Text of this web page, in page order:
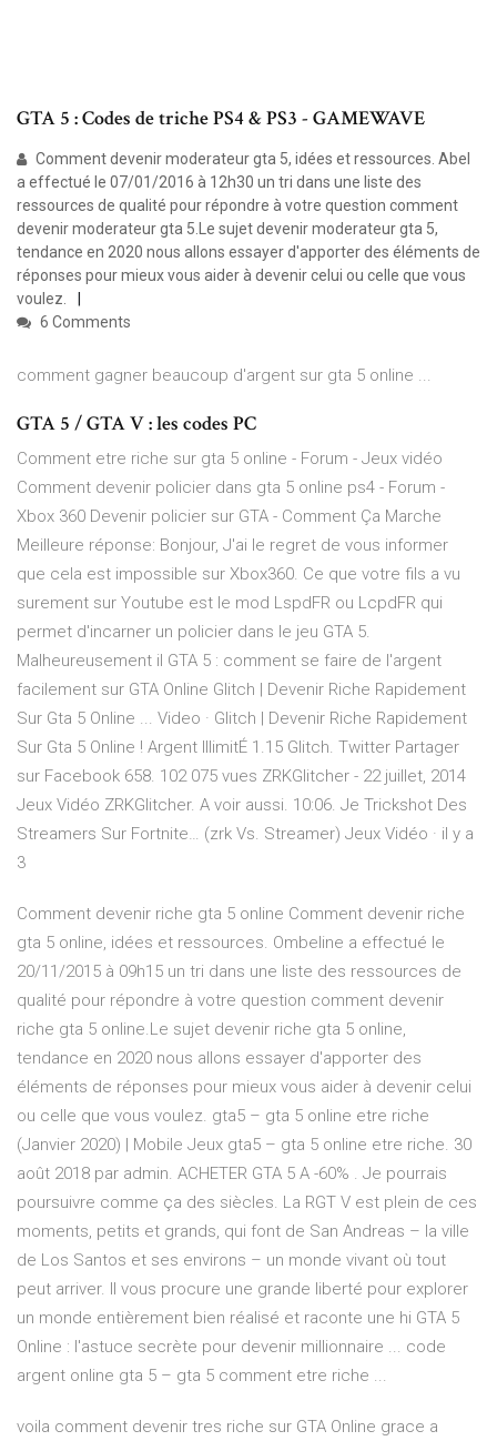
GTA 5 : Codes de triche PS4 & PS3 - GAMEWAVE
Comment devenir moderateur gta 5, idées et ressources. Abel
a effectué le 07/01/2016 à 12h30 un tri dans une liste des
ressources de qualité pour répondre à votre question comment
devenir moderateur gta 5.Le sujet devenir moderateur gta 5,
tendance en 2020 nous allons essayer d'apporter des éléments de
réponses pour mieux vous aider à devenir celui ou celle que vous
voulez.
6 Comments
comment gagner beaucoup d'argent sur gta 5 online ...
GTA 5 / GTA V : les codes PC
Comment etre riche sur gta 5 online - Forum - Jeux vidéo
Comment devenir policier dans gta 5 online ps4 - Forum -
Xbox 360 Devenir policier sur GTA - Comment Ça Marche
Meilleure réponse: Bonjour, J'ai le regret de vous informer
que cela est impossible sur Xbox360. Ce que votre fils a vu
surement sur Youtube est le mod LspdFR ou LcpdFR qui
permet d'incarner un policier dans le jeu GTA 5.
Malheureusement il GTA 5 : comment se faire de l'argent
facilement sur GTA Online Glitch | Devenir Riche Rapidement
Sur Gta 5 Online ... Video · Glitch | Devenir Riche Rapidement
Sur Gta 5 Online ! Argent IllimitÉ 1.15 Glitch. Twitter Partager
sur Facebook 658. 102 075 vues ZRKGlitcher - 22 juillet, 2014
Jeux Vidéo ZRKGlitcher. A voir aussi. 10:06. Je Trickshot Des
Streamers Sur Fortnite… (zrk Vs. Streamer) Jeux Vidéo · il y a
3
Comment devenir riche gta 5 online Comment devenir riche
gta 5 online, idées et ressources. Ombeline a effectué le
20/11/2015 à 09h15 un tri dans une liste des ressources de
qualité pour répondre à votre question comment devenir
riche gta 5 online.Le sujet devenir riche gta 5 online,
tendance en 2020 nous allons essayer d'apporter des
éléments de réponses pour mieux vous aider à devenir celui
ou celle que vous voulez. gta5 – gta 5 online etre riche
(Janvier 2020) | Mobile Jeux gta5 – gta 5 online etre riche. 30
août 2018 par admin. ACHETER GTA 5 A -60% . Je pourrais
poursuivre comme ça des siècles. La RGT V est plein de ces
moments, petits et grands, qui font de San Andreas – la ville
de Los Santos et ses environs – un monde vivant où tout
peut arriver. Il vous procure une grande liberté pour explorer
un monde entièrement bien réalisé et raconte une hi GTA 5
Online : l'astuce secrète pour devenir millionnaire ... code
argent online gta 5 – gta 5 comment etre riche ...
voila comment devenir tres riche sur GTA Online grace a